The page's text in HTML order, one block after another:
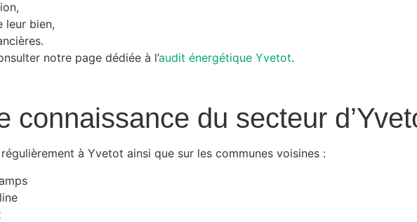
leur bien,
notre page dédiée à l’audit énergétique Yvetot.
connaissance du secteur
à Yvetot ainsi que sur les communes voisines :